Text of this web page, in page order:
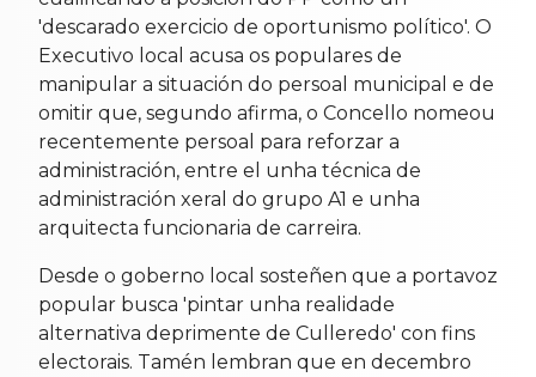
'descarado exercicio de oportunismo político'. O
Executivo local acusa os populares de
manipular a situación do persoal municipal e de
omitir que, segundo afirma, o Concello nomeou
recentemente persoal para reforzar a
administración, entre el unha técnica de
administración xeral do grupo A1 e unha
arquitecta funcionaria de carreira.
Desde o goberno local sosteñen que a portavoz
popular busca 'pintar unha realidade
alternativa deprimente de Culleredo' con fins
electorais. Tamén lembran que en decembro